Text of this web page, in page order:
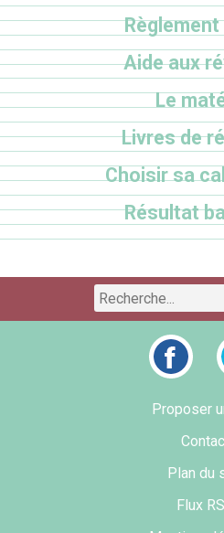
Aide aux
Le
Livres de
Choisir sa
Résultat
Proposer
Plan du
Flux